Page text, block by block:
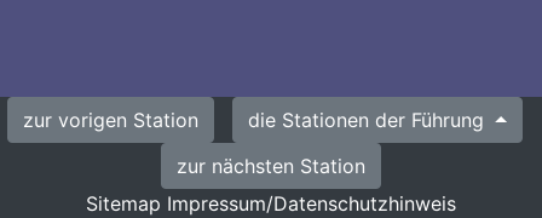
zur vorigen Station
die Stationen der Führung
zur nächsten Station
Sitemap Impressum/Datenschutzhinweis